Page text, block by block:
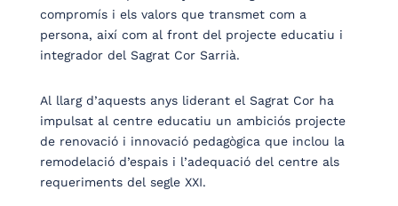
compromís i els valors que transmet com a
persona, així com al front del projecte educatiu i
integrador del Sagrat Cor Sarrià.
Al llarg d’aquests anys liderant el Sagrat Cor ha
impulsat al centre educatiu un ambiciós projecte
de renovació i innovació pedagògica que inclou la
remodelació d’espais i l’adequació del centre als
requeriments del segle XXI.